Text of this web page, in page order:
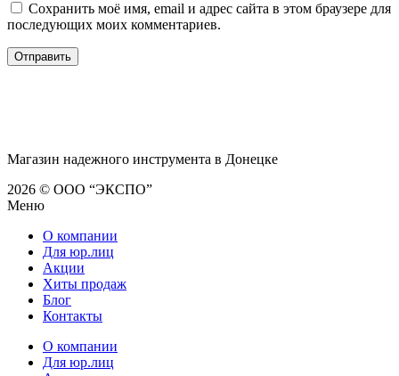
Сохранить моё имя, email и адрес сайта в этом браузере для
последующих моих комментариев.
Магазин надежного инструмента в Донецке
2026 © ООО “ЭКСПО”
Меню
О компании
Для юр.лиц
Акции
Хиты продаж
Блог
Контакты
О компании
Для юр.лиц